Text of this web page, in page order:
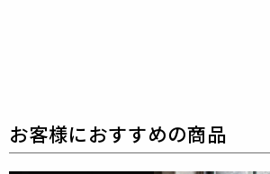
ナイロンを巻き付けた極細の加工糸の